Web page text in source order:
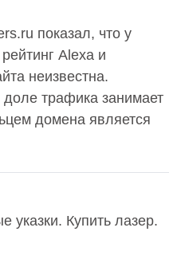
показал, что у
Alexa и
неизвестна.
трафика занимает
домена является
указки. Купить лазер.